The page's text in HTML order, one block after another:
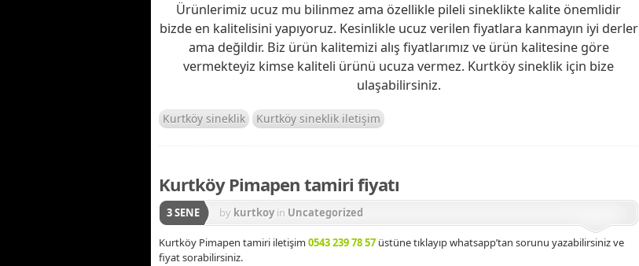
Ürünlerimiz ucuz mu bilinmez ama özellikle pileli sineklikte kalite önemlidir
bizde en kalitelisini yapıyoruz. Kesinlikle ucuz verilen fiyatlara kanmayın iyi derler
ama değildir. Biz ürün kalitemizi alış fiyatlarımız ve ürün kalitesine göre
vermekteyiz kimse kaliteli ürünü ucuza vermez. Kurtköy sineklik için bize
ulaşabilirsiniz.
Kurtköy sineklik Kurtköy sineklik iletişim
Kurtköy Pimapen tamiri fiyatı
3 SENE by kurtkoy in Uncategorized
Kurtköy Pimapen tamiri iletişim 0543 239 78 57 üstüne tıklayıp whatsapp’tan sorunu yazabilirsiniz ve
fiyat sorabilirsiniz.